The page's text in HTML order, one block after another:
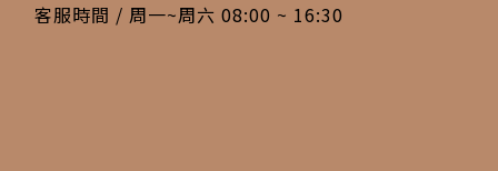
客服時間 / 周一~周六 08:00 ~ 16:30